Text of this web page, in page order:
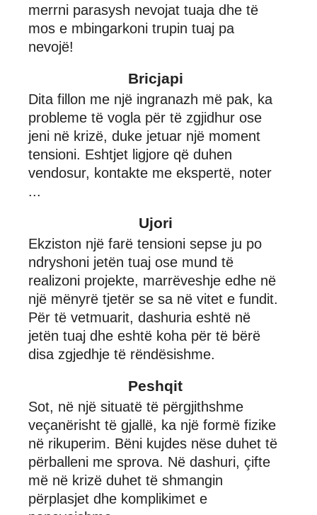
merrni parasysh nevojat tuaja dhe të
mos e mbingarkoni trupin tuaj pa
nevojë!
Bricjapi
Dita fillon me një ingranazh më pak, ka
probleme të vogla për të zgjidhur ose
jeni në krizë, duke jetuar një moment
tensioni. Eshtjet ligjore që duhen
vendosur, kontakte me ekspertë, noter
...
Ujori
Ekziston një farë tensioni sepse ju po
ndryshoni jetën tuaj ose mund të
realizoni projekte, marrëveshje edhe në
një mënyrë tjetër se sa në vitet e fundit.
Për të vetmuarit, dashuria eshtë në
jetën tuaj dhe eshtë koha për të bërë
disa zgjedhje të rëndësishme.
Peshqit
Sot, në një situatë të përgjithshme
veçanërisht të gjallë, ka një formë fizike
në rikuperim. Bëni kujdes nëse duhet të
përballeni me sprova. Në dashuri, çifte
më në krizë duhet të shmangin
përplasjet dhe komplikimet e